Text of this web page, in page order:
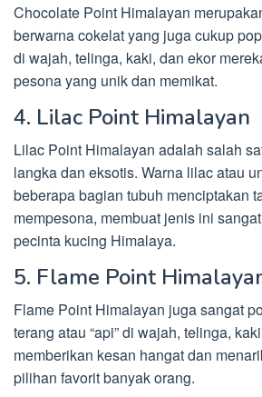
Chocolate Point Himalayan
berwarna cokelat yang juga cukup
di wajah, telinga, kaki, dan ekor
pesona yang unik dan memikat.
4. Lilac Point Himalayan
Lilac Point Himalayan adalah salah
langka dan eksotis. Warna lilac atau
beberapa bagian tubuh menciptakan
mempesona, membuat jenis ini
pecinta kucing Himalaya.
5. Flame Point
Flame Point Himalayan juga sangat
terang atau “api” di wajah, telinga,
memberikan kesan hangat dan
pilihan favorit banyak orang.